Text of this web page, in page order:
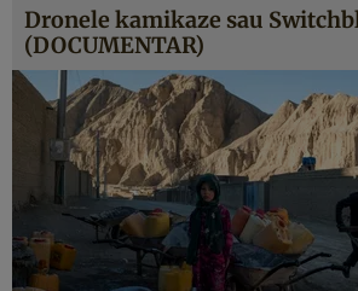
Dronele kamikaze sau
(DOCUMENTAR)